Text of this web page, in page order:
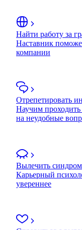
Найти работу за
Наставник
компании
Отрепетировать
Научим проходить
на неудобные
Вылечить синдром
Карьерный
увереннее